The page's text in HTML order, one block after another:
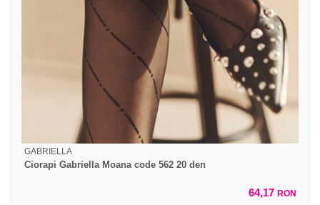
GABRIELLA
Ciorapi Gabriella Moana code 562 20 den
64,17 RON